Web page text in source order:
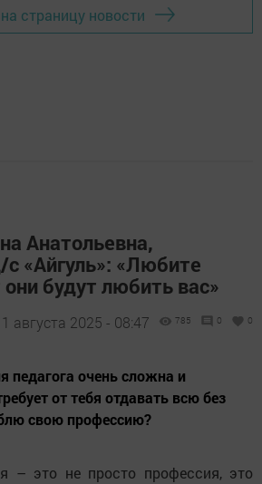
страницу новости
Анатольевна,
с «Айгуль»: «Любите
будут любить вас»
1 августа 2025 - 08:47 785 0 0
педагога очень сложна и
от тебя отдавать всю без
свою профессию?
– это не просто профессия, это